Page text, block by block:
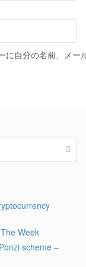
に自分の名前、メー
Week
scheme –